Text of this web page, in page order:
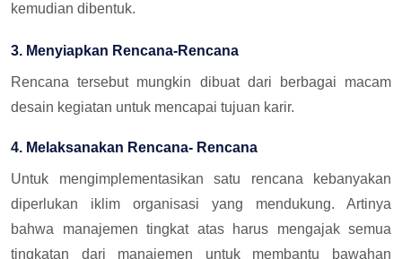
kemudian dibentuk.
3. Menyiapkan Rencana-Rencana
Rencana tersebut mungkin dibuat dari berbagai macam
desain kegiatan untuk mencapai tujuan karir.
4. Melaksanakan Rencana- Rencana
Untuk mengimplementasikan satu rencana kebanyakan
diperlukan iklim organisasi yang mendukung. Artinya
bahwa manajemen tingkat atas harus mengajak semua
tingkatan dari manajemen untuk membantu bawahan